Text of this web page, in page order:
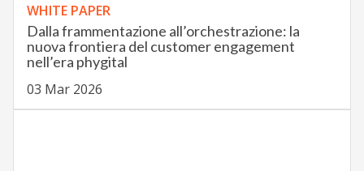
WHITE PAPER
Dalla frammentazione all’orchestrazione: la
nuova frontiera del customer engagement
nell’era phygital
03 Mar 2026